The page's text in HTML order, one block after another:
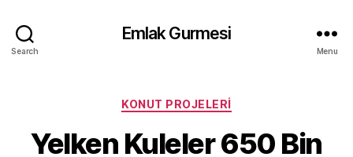
Search
Emlak Gurmesi
Menu
Categories
KONUT PROJELERI
Yelken Kuleler 650 Bin